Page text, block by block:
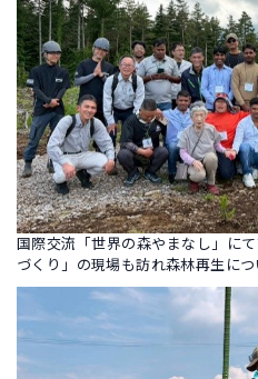
国際交流「世界の森やまなし」に
づくり」の現場も訪れ森林再生に